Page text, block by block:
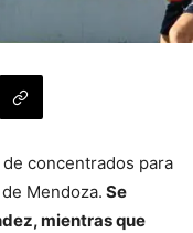
concentrados para
Mendoza. Se
mientras que